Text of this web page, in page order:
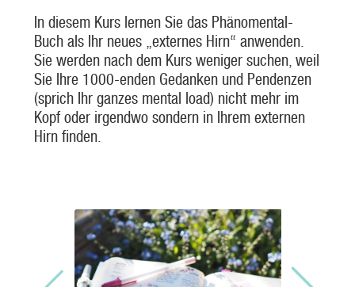
In diesem Kurs lernen Sie das Phänomental-
Buch als Ihr neues „externes Hirn“ anwenden.
Sie werden nach dem Kurs weniger suchen, weil
Sie Ihre 1000-enden Gedanken und Pendenzen
(sprich Ihr ganzes mental load) nicht mehr im
Kopf oder irgendwo sondern in Ihrem externen
Hirn finden.